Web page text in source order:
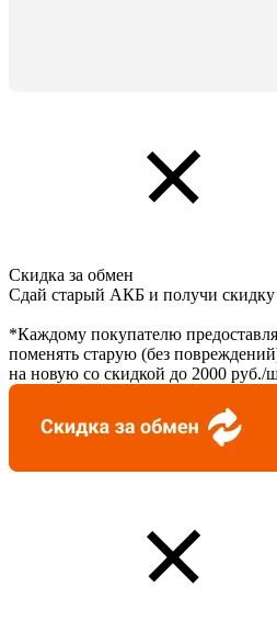
Скидка за обмен
Сдай старый АКБ и получи скидку
*Каждому покупателю
поменять старую (без
на новую со скидкой до 2000 руб./